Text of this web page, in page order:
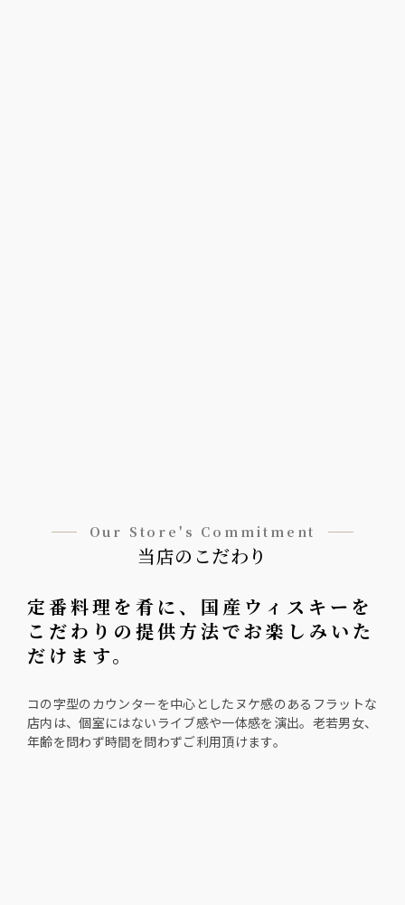
Our Store's Commitment
当店のこだわり
定番料理を肴に、国産ウィスキーを
こだわりの提供方法でお楽しみいた
だけます。
コの字型のカウンターを中心としたヌケ感のあるフラットな
店内は、個室にはないライブ感や一体感を演出。老若男女、
年齢を問わず時間を問わずご利用頂けます。